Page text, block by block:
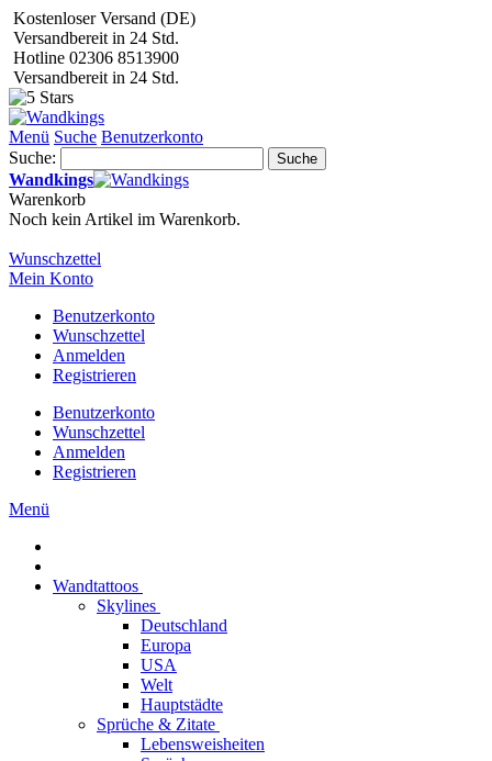
Kostenloser Versand (DE)
Versandbereit in 24 Std.
Hotline 02306 8513900
Versandbereit in 24 Std.
Menü Suche Benutzerkonto
Suche:
Suche
Wandkings
Warenkorb
Noch kein Artikel im Warenkorb.
Wunschzettel
Mein Konto
Benutzerkonto
Wunschzettel
Anmelden
Registrieren
Benutzerkonto
Wunschzettel
Anmelden
Registrieren
Menü
Wandtattoos
Skylines
Deutschland
Europa
USA
Welt
Hauptstädte
Sprüche & Zitate
Lebensweisheiten